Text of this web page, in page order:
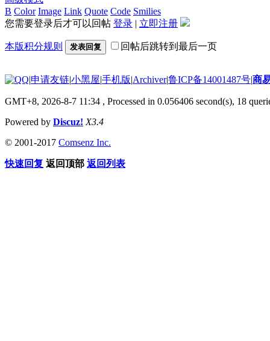
B Color Image Link Quote Code Smilies
您需要登录后才可以回帖 登录 | 立即注册
本版积分规则 发表回复 回帖后跳转到最后一页
|申请友链|小黑屋|手机版|Archiver|鲁ICP备14001487号|商
GMT+8, 2026-8-7 11:34 , Processed in 0.056406 second(s), 18
Powered by Discuz! X3.4
© 2001-2017 Comsenz Inc.
快速回复 返回顶部 返回列表